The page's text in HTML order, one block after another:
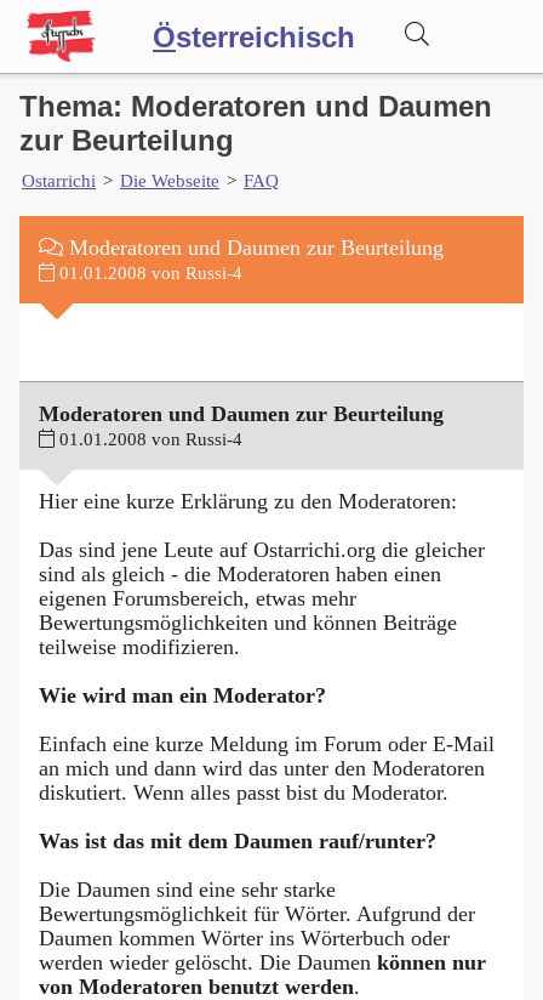
Österreichisch
Wörterbuch
Forum
Blog
Thema: Moderatoren und Daumen
zur Beurteilung
Ostarrichi > Die Webseite > FAQ
Moderatoren und Daumen zur Beurteilung
01.01.2008 von Russi-4
Moderatoren und Daumen zur Beurteilung
01.01.2008 von Russi-4
Hier eine kurze Erklärung zu den Moderatoren:
Das sind jene Leute auf Ostarrichi.org die gleicher
sind als gleich - die Moderatoren haben einen
eigenen Forumsbereich, etwas mehr
Bewertungsmöglichkeiten und können Beiträge
teilweise modifizieren.
Wie wird man ein Moderator?
Einfach eine kurze Meldung im Forum oder E-Mail
an mich und dann wird das unter den Moderatoren
diskutiert. Wenn alles passt bist du Moderator.
Was ist das mit dem Daumen rauf/runter?
Die Daumen sind eine sehr starke
Bewertungsmöglichkeit für Wörter. Aufgrund der
Daumen kommen Wörter ins Wörterbuch oder
werden wieder gelöscht. Die Daumen können nur
von Moderatoren benutzt werden.